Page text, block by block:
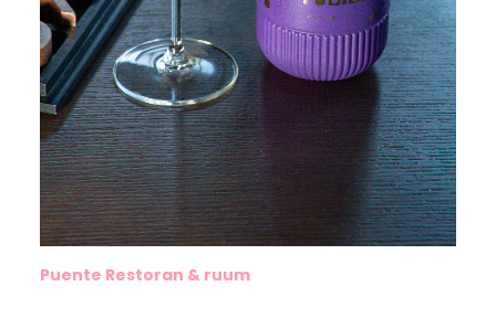
Puente Restoran & ruum